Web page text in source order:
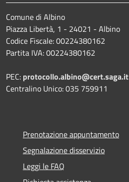
Comune di Albino
Piazza Libertà, 1 - 24021 - Albino
Codice Fiscale: 00224380162
Partita IVA: 00224380162
PEC: protocollo.albino@cert.saga.it
Centralino Unico: 035 759911
Prenotazione appuntamento
Segnalazione disservizio
Leggi le FAQ